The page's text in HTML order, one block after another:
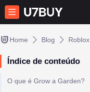
Home Blog Roblox
Índice de conteúdo
O que é Grow a Garden?